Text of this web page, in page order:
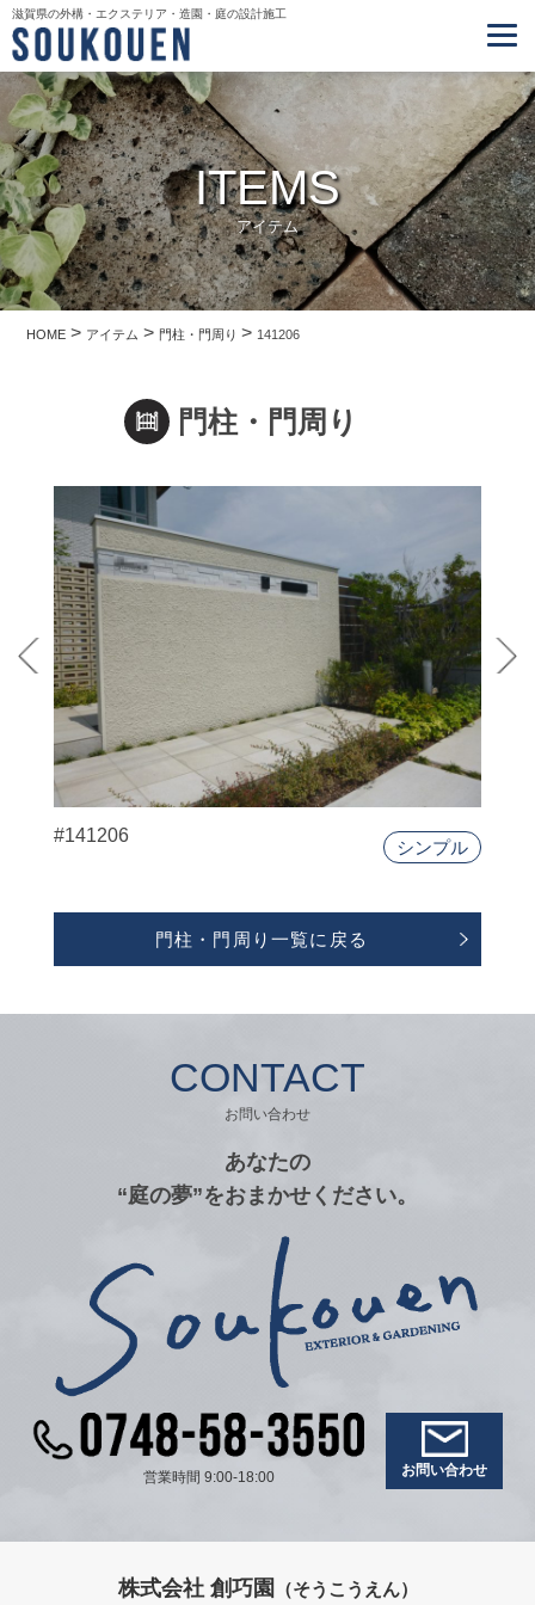
滋賀県の外構・エクステリア・造園・庭の設計施工
ITEMS
アイテム
HOME > アイテム > 門柱・門周り> 141206
門柱・門周り
#141206
シンプル
門柱・門周り一覧に戻る
CONTACT
お問い合わせ
あなたの
“庭の夢”をおまかせください。
営業時間 9:00-18:00 お問い合わせ
株式会社 創巧園 （そうこうえん）